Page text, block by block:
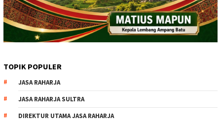
TOPIK POPULER
JASA RAHARJA
JASA RAHARJA SULTRA
DIREKTUR UTAMA JASA RAHARJA